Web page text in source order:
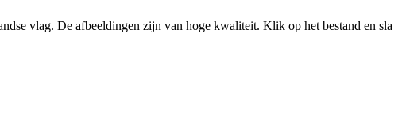
vlag. De afbeeldingen zijn van hoge kwaliteit. Klik op het bestand en sla